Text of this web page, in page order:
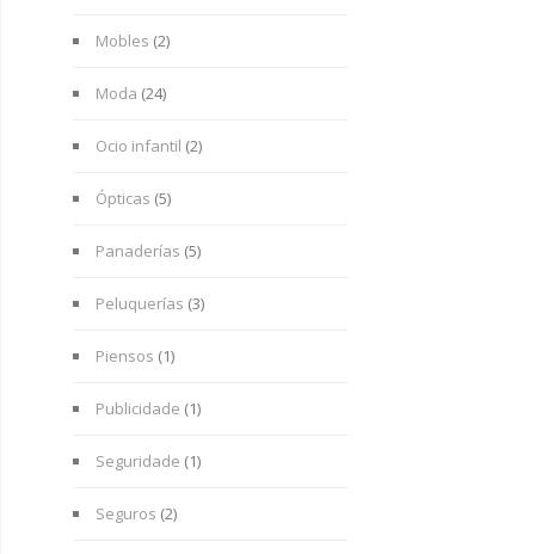
Mobles (2)
Moda (24)
Ocio infantil (2)
Ópticas (5)
Panaderías (5)
Peluquerías (3)
Piensos (1)
Publicidade (1)
Seguridade (1)
Seguros (2)